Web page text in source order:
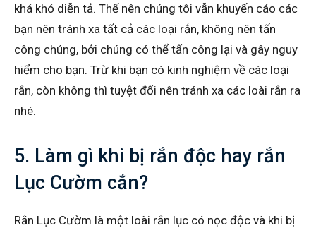
khá khó diễn tả. Thế nên chúng tôi vẫn khuyến cáo các
bạn nên tránh xa tất cả các loại rắn, không nên tấn
công chúng, bởi chúng có thể tấn công lại và gây nguy
hiểm cho bạn. Trừ khi bạn có kinh nghiệm về các loại
rắn, còn không thì tuyệt đối nên tránh xa các loài rắn ra
nhé.
5. Làm gì khi bị rắn độc hay rắn
Lục Cườm cắn?
Rắn Lục Cườm là một loài rắn lục có nọc độc và khi bị